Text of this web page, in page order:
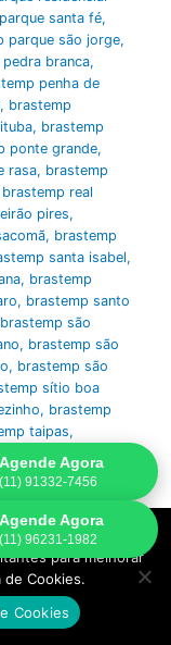
santa fé,
parque são jorge,
branca,
penha de
, brastemp
, brastemp
ponte grande,
rasa, brastemp
brastemp real
pires,
, brastemp
santa isabel,
, brastemp
, brastemp santo
brastemp são
, brastemp são
, brastemp são
sítio boa
, brastemp
taipas,
tremembé
funda ,
,brastemp vila
amélia,
,brastemp vila
vila anglo
vila aparecida
argentina,
Agende Agora
(11) 91332-7456
Agende Agora
(11) 96231-1982
podem conter
para melhorar
de Cookies.
Cookies